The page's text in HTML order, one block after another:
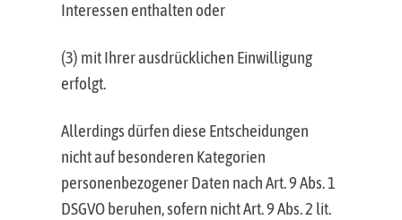
Interessen enthalten oder
(3) mit Ihrer ausdrücklichen Einwilligung
erfolgt.
Allerdings dürfen diese Entscheidungen
nicht auf besonderen Kategorien
personenbezogener Daten nach Art. 9 Abs. 1
DSGVO beruhen, sofern nicht Art. 9 Abs. 2 lit.